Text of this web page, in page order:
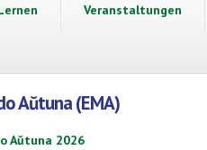
Veranstaltungen
Aŭtuna (EMA)
Aŭtuna 2026